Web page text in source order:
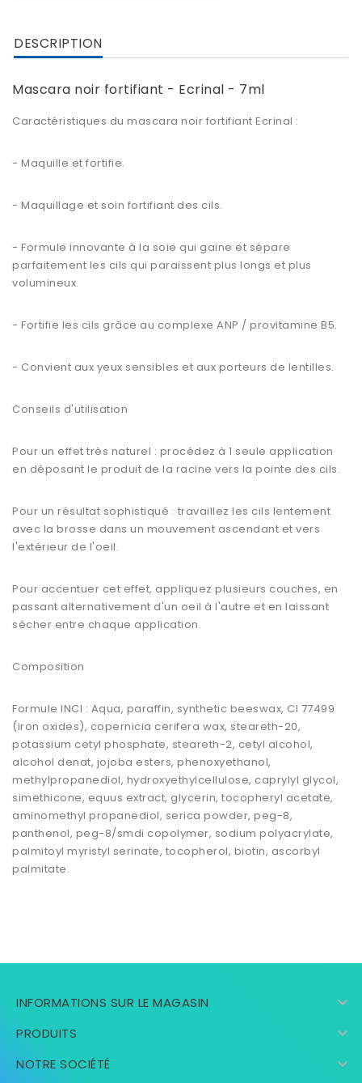
DESCRIPTION
Mascara noir fortifiant - Ecrinal - 7ml
Caractéristiques du mascara noir fortifiant Ecrinal :
- Maquille et fortifie.
- Maquillage et soin fortifiant des cils.
- Formule innovante à la soie qui gaine et sépare
parfaitement les cils qui paraissent plus longs et plus
volumineux.
- Fortifie les cils grâce au complexe ANP / provitamine B5.
- Convient aux yeux sensibles et aux porteurs de lentilles.
Conseils d'utilisation
Pour un effet très naturel : procédez à 1 seule application
en déposant le produit de la racine vers la pointe des cils.
Pour un résultat sophistiqué : travaillez les cils lentement
avec la brosse dans un mouvement ascendant et vers
l'extérieur de l'oeil.
Pour accentuer cet effet, appliquez plusieurs couches, en
passant alternativement d'un oeil à l'autre et en laissant
sécher entre chaque application.
Composition
Formule INCI : Aqua, paraffin, synthetic beeswax, CI 77499
(iron oxides), copernicia cerifera wax, steareth-20,
potassium cetyl phosphate, steareth-2, cetyl alcohol,
alcohol denat, jojoba esters, phenoxyethanol,
methylpropanediol, hydroxyethylcellulose, caprylyl glycol,
simethicone, equus extract, glycerin, tocopheryl acetate,
aminomethyl propanediol, serica powder, peg-8,
panthenol, peg-8/smdi copolymer, sodium polyacrylate,
palmitoyl myristyl serinate, tocopherol, biotin, ascorbyl
palmitate.
INFORMATIONS SUR LE MAGASIN 
PRODUITS 
NOTRE SOCIÉTÉ 